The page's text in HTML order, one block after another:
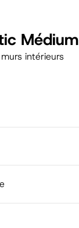
Médium
intérieurs